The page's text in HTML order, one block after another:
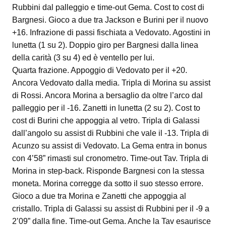
Rubbini dal palleggio e time-out Gema. Cost to cost di
Bargnesi. Gioco a due tra Jackson e Burini per il nuovo
+16. Infrazione di passi fischiata a Vedovato. Agostini in
lunetta (1 su 2). Doppio giro per Bargnesi dalla linea
della carità (3 su 4) ed è ventello per lui.
Quarta frazione. Appoggio di Vedovato per il +20.
Ancora Vedovato dalla media. Tripla di Morina su assist
di Rossi. Ancora Morina a bersaglio da oltre l’arco dal
palleggio per il -16. Zanetti in lunetta (2 su 2). Cost to
cost di Burini che appoggia al vetro. Tripla di Galassi
dall’angolo su assist di Rubbini che vale il -13. Tripla di
Acunzo su assist di Vedovato. La Gema entra in bonus
con 4’58” rimasti sul cronometro. Time-out Tav. Tripla di
Morina in step-back. Risponde Bargnesi con la stessa
moneta. Morina corregge da sotto il suo stesso errore.
Gioco a due tra Morina e Zanetti che appoggia al
cristallo. Tripla di Galassi su assist di Rubbini per il -9 a
2’09” dalla fine. Time-out Gema. Anche la Tav esaurisce